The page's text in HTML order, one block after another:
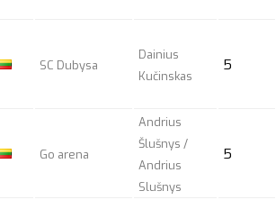
SC Dubysa
Dainius
Kučinskas
5
Go arena
Andrius
Šlušnys /
Andrius
Slušnys
5